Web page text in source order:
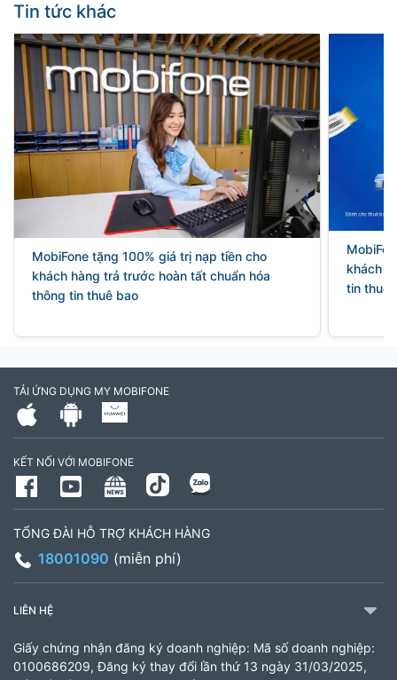
Tin tức khác
MobiFone tặng 100% giá trị nạp tiền cho
khách hàng trả trước hoàn tất chuẩn hóa
thông tin thuê bao
khách
tin thuê
TẢI ỨNG DỤNG MY MOBIFONE
KẾT NỐI VỚI MOBIFONE
TỔNG ĐÀI HỖ TRỢ KHÁCH HÀNG
18001090 (miễn phí)
LIÊN HỆ
Giấy chứng nhận đăng ký doanh nghiệp: Mã số doanh nghiệp:
0100686209, Đăng ký thay đổi lần thứ 13 ngày 31/03/2025,